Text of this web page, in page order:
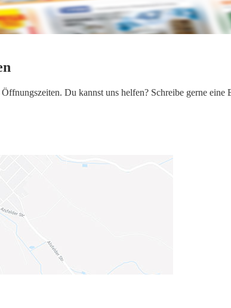
Du kannst uns helfen? Schreibe gerne eine